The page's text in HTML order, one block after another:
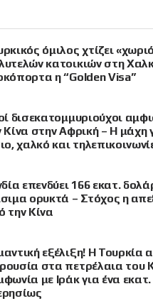
όμιλος χτίζει
κατοικιών στη
η “Golden Visa”
δισεκατομμυριούχοι
Κίνα στην Αφρική – Η μάχη
χαλκό και
επενδύει 166 εκατ.
ορυκτά – Στόχος η
την Κίνα
εξέλιξη! Η Τουρκία
στα πετρέλαια του
με Ιράκ για ένα